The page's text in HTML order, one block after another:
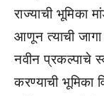
राज्याची भूमिका
आणून त्याची
नवीन प्रकल्पाचे
करण्याची भूमिका